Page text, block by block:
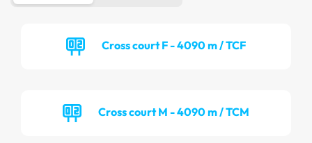
Cross court F - 4090 m / TCF
Cross court M - 4090 m / TCM